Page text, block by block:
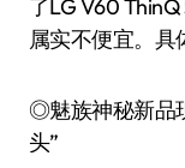
了LG V60
属实不便宜。具
◎魅族神秘新品
头”